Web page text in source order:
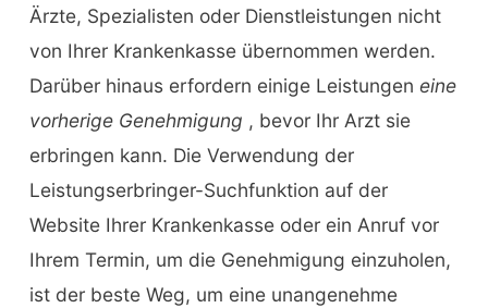
Ärzte, Spezialisten oder Dienstleistungen nicht
von Ihrer Krankenkasse übernommen werden.
Darüber hinaus erfordern einige Leistungen eine
vorherige Genehmigung , bevor Ihr Arzt sie
erbringen kann. Die Verwendung der
Leistungserbringer-Suchfunktion auf der
Website Ihrer Krankenkasse oder ein Anruf vor
Ihrem Termin, um die Genehmigung einzuholen,
ist der beste Weg, um eine unangenehme